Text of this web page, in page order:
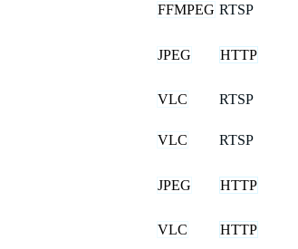
FFMPEG RTSP
JPEG HTTP
VLC RTSP
VLC RTSP
JPEG HTTP
VLC HTTP